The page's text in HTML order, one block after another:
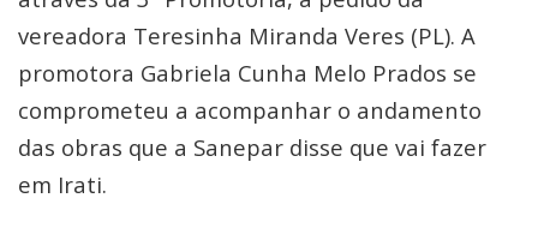
vereadora Teresinha Miranda Veres (PL). A
promotora Gabriela Cunha Melo Prados se
comprometeu a acompanhar o andamento
das obras que a Sanepar disse que vai fazer
em Irati.